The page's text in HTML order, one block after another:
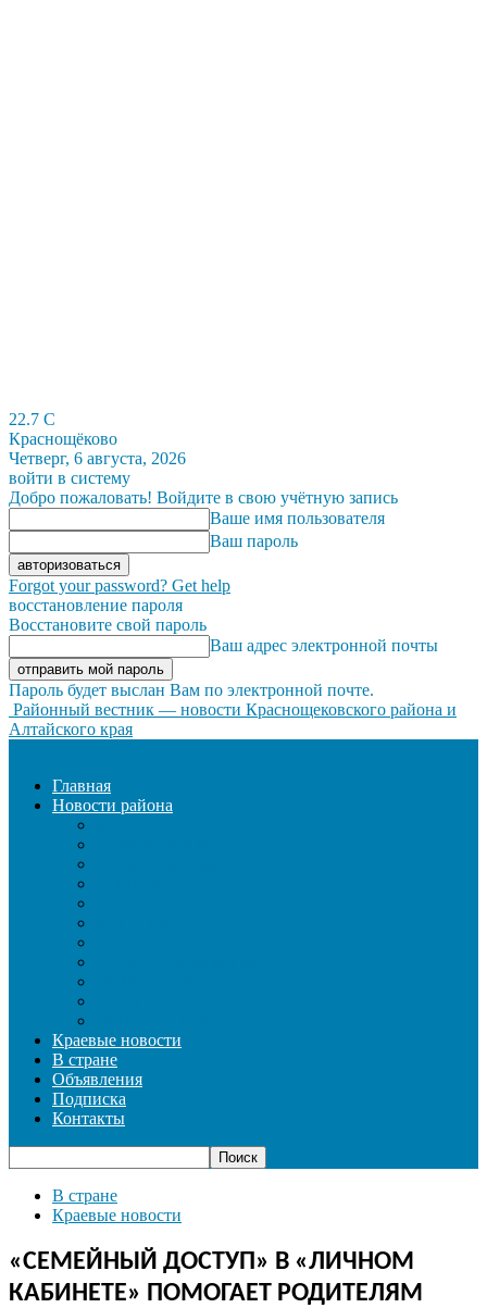
22.7 C
Краснощёково
Четверг, 6 августа, 2026
войти в систему
Добро пожаловать! Войдите в свою учётную запись
Ваше имя пользователя
Ваш пароль
Forgot your password? Get help
восстановление пароля
Восстановите свой пароль
Ваш адрес электронной почты
Пароль будет выслан Вам по электронной почте.
Районный вестник — новости Краснощековского района и
Алтайского края
Главная
Новости района
Краевые новости
В стране
Объявления
Подписка
Контакты
В стране
Краевые новости
«СЕМЕЙНЫЙ ДОСТУП» В «ЛИЧНОМ
КАБИНЕТЕ» ПОМОГАЕТ РОДИТЕЛЯМ